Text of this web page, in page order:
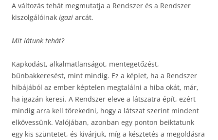
A változás tehát megmutatja a Rendszer és a Rendszer
kiszolgálóinak igazi arcát.
Mit látunk tehát?
Kapkodást, alkalmatlanságot, mentegetőzést,
bűnbakkeresést, mint mindig. Ez a képlet, ha a Rendszer
hibájából az ember képtelen megtalálni a hiba okát, már,
ha igazán keresi. A Rendszer eleve a látszatra épít, ezért
mindig arra kell törekedni, hogy a látszat szerint mindent
elkövessünk. Valójában, azonban egy ponton beiktatunk
egy kis szüntetet, és kivárjuk, míg a késztetés a megoldásra